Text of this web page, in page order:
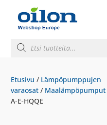
search
Etusivu / Lämpöpumppujen
varaosat / Maalämpöpumput
A-E-HQQE